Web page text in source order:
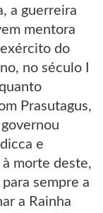
a guerreira
mentora
do
no século I
Prasutagus,
e
morte deste,
sempre a
a Rainha